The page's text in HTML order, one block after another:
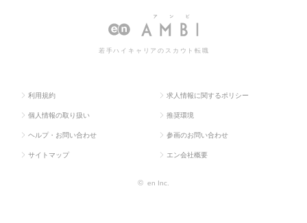
若手ハイキャリアのスカウト転職
利用規約 求人情報に関するポリシー
個人情報の取り扱い 推奨環境
ヘルプ・お問い合わせ 参画のお問い合わせ
サイトマップ エン会社概要
© en Inc.